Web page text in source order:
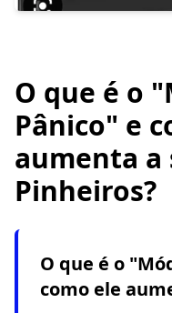
O que é o
Pânico" e
aumenta a
Pinheiros?
O que é o
como ele